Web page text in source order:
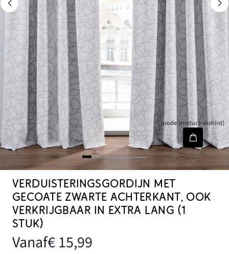
[node-product-wishlist]
VERDUISTERINGSGORDIJN MET
GECOATE ZWARTE ACHTERKANT, OOK
VERKRIJGBAAR IN EXTRA LANG (1
STUK)
Vanaf€ 15,99